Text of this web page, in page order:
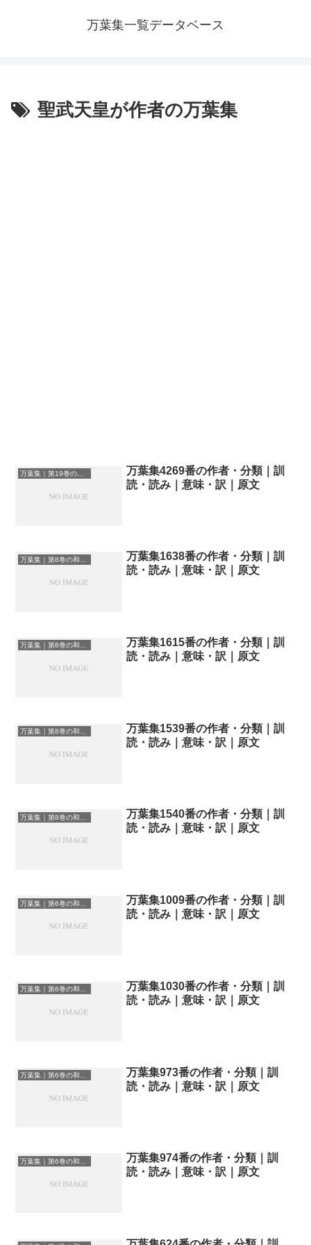
万葉集一覧データベース
聖武天皇が作者の万葉集
万葉集｜第19巻の和歌一覧
万葉集4269番の作者・分類｜訓
読・読み｜意味・訳｜原文
万葉集1638番の作者・分類｜訓
読・読み｜意味・訳｜原文
万葉集｜第8巻の和歌一覧
万葉集1615番の作者・分類｜訓
読・読み｜意味・訳｜原文
万葉集1539番の作者・分類｜訓
読・読み｜意味・訳｜原文
万葉集1540番の作者・分類｜訓
読・読み｜意味・訳｜原文
万葉集1009番の作者・分類｜訓
読・読み｜意味・訳｜原文
万葉集｜第6巻の和歌一覧
万葉集1030番の作者・分類｜訓
読・読み｜意味・訳｜原文
万葉集973番の作者・分類｜訓
読・読み｜意味・訳｜原文
万葉集974番の作者・分類｜訓
読・読み｜意味・訳｜原文